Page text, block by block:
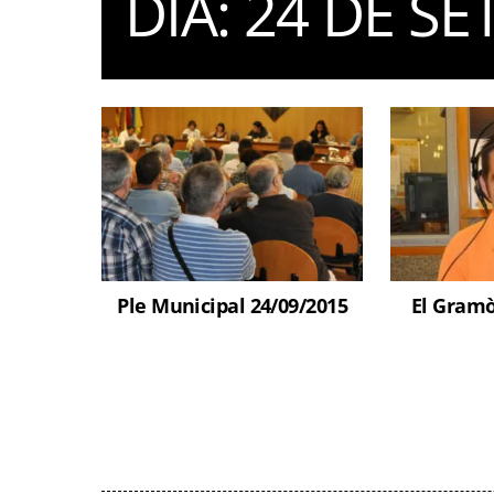
Ple Municipal 24/09/2015 El